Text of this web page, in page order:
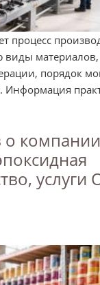
процесс
виды материалов,
порядок
о компании